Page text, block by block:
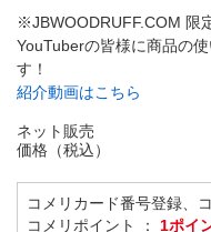
※JBWOODRUFF.COM 限
YouTuberの皆様に商品の
す！
紹介動画はこちら
ネット販売
価格（税込）
コメリカード番号登録、
コメリポイント ： 1ポイ